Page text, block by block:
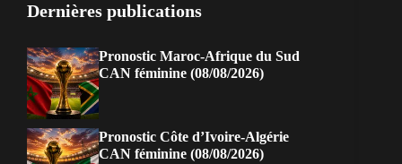
Dernières publications
Pronostic Maroc-Afrique du Sud
CAN féminine (08/08/2026)
Pronostic Côte d’Ivoire-Algérie
CAN féminine (08/08/2026)